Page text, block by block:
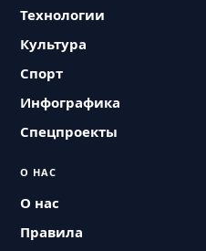
Технологии
Культура
Спорт
Инфографика
Спецпроекты
О НАС
О нас
Правила